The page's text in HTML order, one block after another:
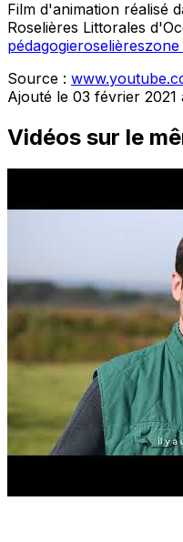
Film d'animation réalisé
Roselières Littorales
pédagogieroselièreszone
Source :
Ajouté le 03 février 2021
Vidéos sur le